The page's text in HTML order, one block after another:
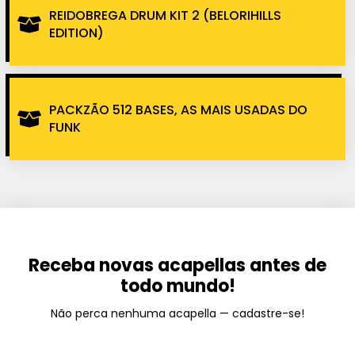
REIDOBREGA DRUM KIT 2 (BELORIHILLS
EDITION)
PACKZÃO 512 BASES, AS MAIS USADAS DO
FUNK
Receba novas acapellas antes de
todo mundo!
Não perca nenhuma acapella — cadastre-se!